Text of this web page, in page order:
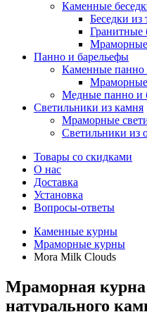
Каменные
Беседки из
Гранитные
Мраморные
Панно и барельефы
Каменные панно
Медные панно и
Светильники из камня
Мраморные
Светильники из
Товары со скидками
О нас
Доставка
Установка
Вопросы-ответы
Каменные курны
Мраморные курны
Mora Milk Clouds
Мраморная
натурального